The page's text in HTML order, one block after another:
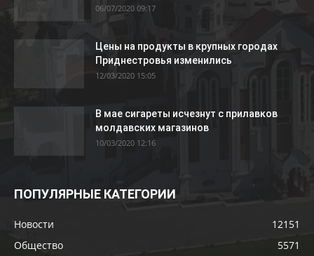
06/07/2020 09:17
Цены на продукты в крупных городах
Приднестровья изменились
12/03/2020 15:05
В мае сигареты исчезнут с прилавков
молдавских магазинов
10/03/2020 12:16
ПОПУЛЯРНЫЕ КАТЕГОРИИ
Новости
12151
Общество
5571